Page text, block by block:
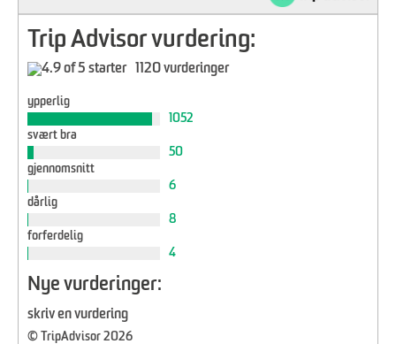
Trip Advisor vurdering:
1120 vurderinger
ypperlig
1052
svært bra
50
gjennomsnitt
6
dårlig
8
forferdelig
4
Nye vurderinger:
skriv en vurdering
© TripAdvisor 2026